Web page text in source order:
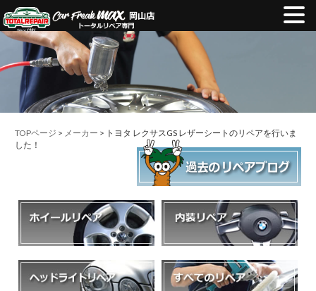
TOPページ > メーカー > トヨタ レクサスGS レザーシートのリペアを行いま
した！